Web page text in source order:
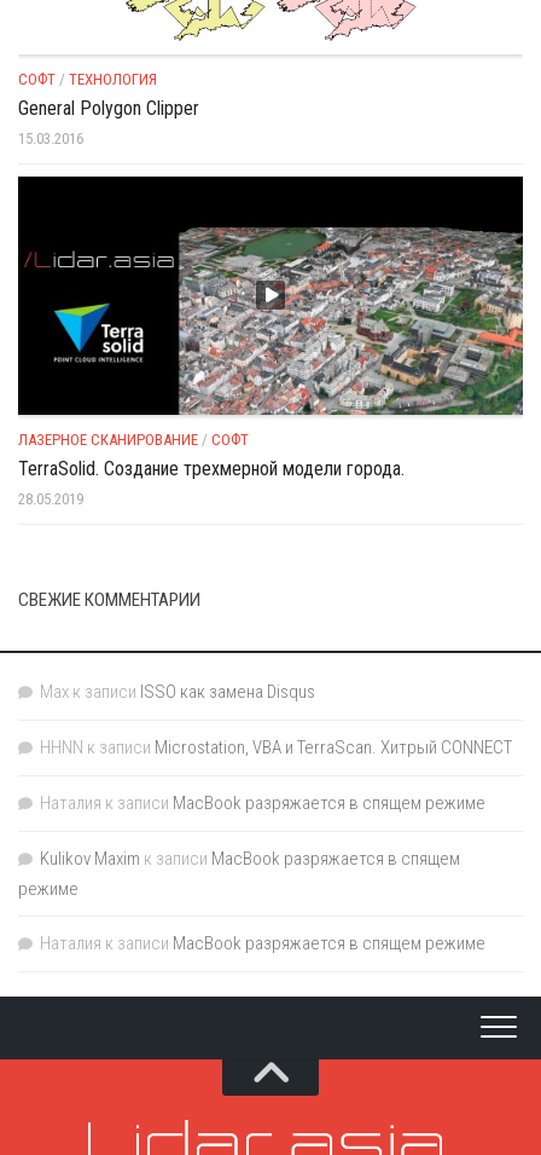
СОФТ / ТЕХНОЛОГИЯ
General Polygon Clipper
15.03.2016
ЛАЗЕРНОЕ СКАНИРОВАНИЕ / СОФТ
TerraSolid. Создание трехмерной модели города.
28.05.2019
СВЕЖИЕ КОММЕНТАРИИ
Max к записи ISSO как замена Disqus
HHNN к записи Microstation, VBA и TerraScan. Хитрый CONNECT
Наталия к записи MacBook разряжается в спящем режиме
Kulikov Maxim к записи MacBook разряжается в спящем
режиме
Наталия к записи MacBook разряжается в спящем режиме